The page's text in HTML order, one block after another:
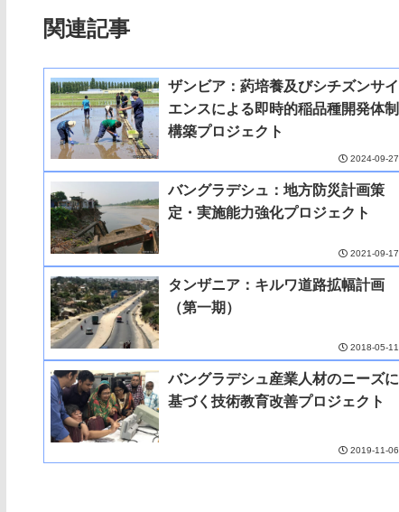
関連記事
ザンビア：葯培養及びシチズンサイ
エンスによる即時的稲品種開発体制
構築プロジェクト
2024-09-27
バングラデシュ：地方防災計画策
定・実施能力強化プロジェクト
2021-09-17
タンザニア：キルワ道路拡幅計画
（第一期）
2018-05-11
バングラデシュ産業人材のニーズに
基づく技術教育改善プロジェクト
2019-11-06